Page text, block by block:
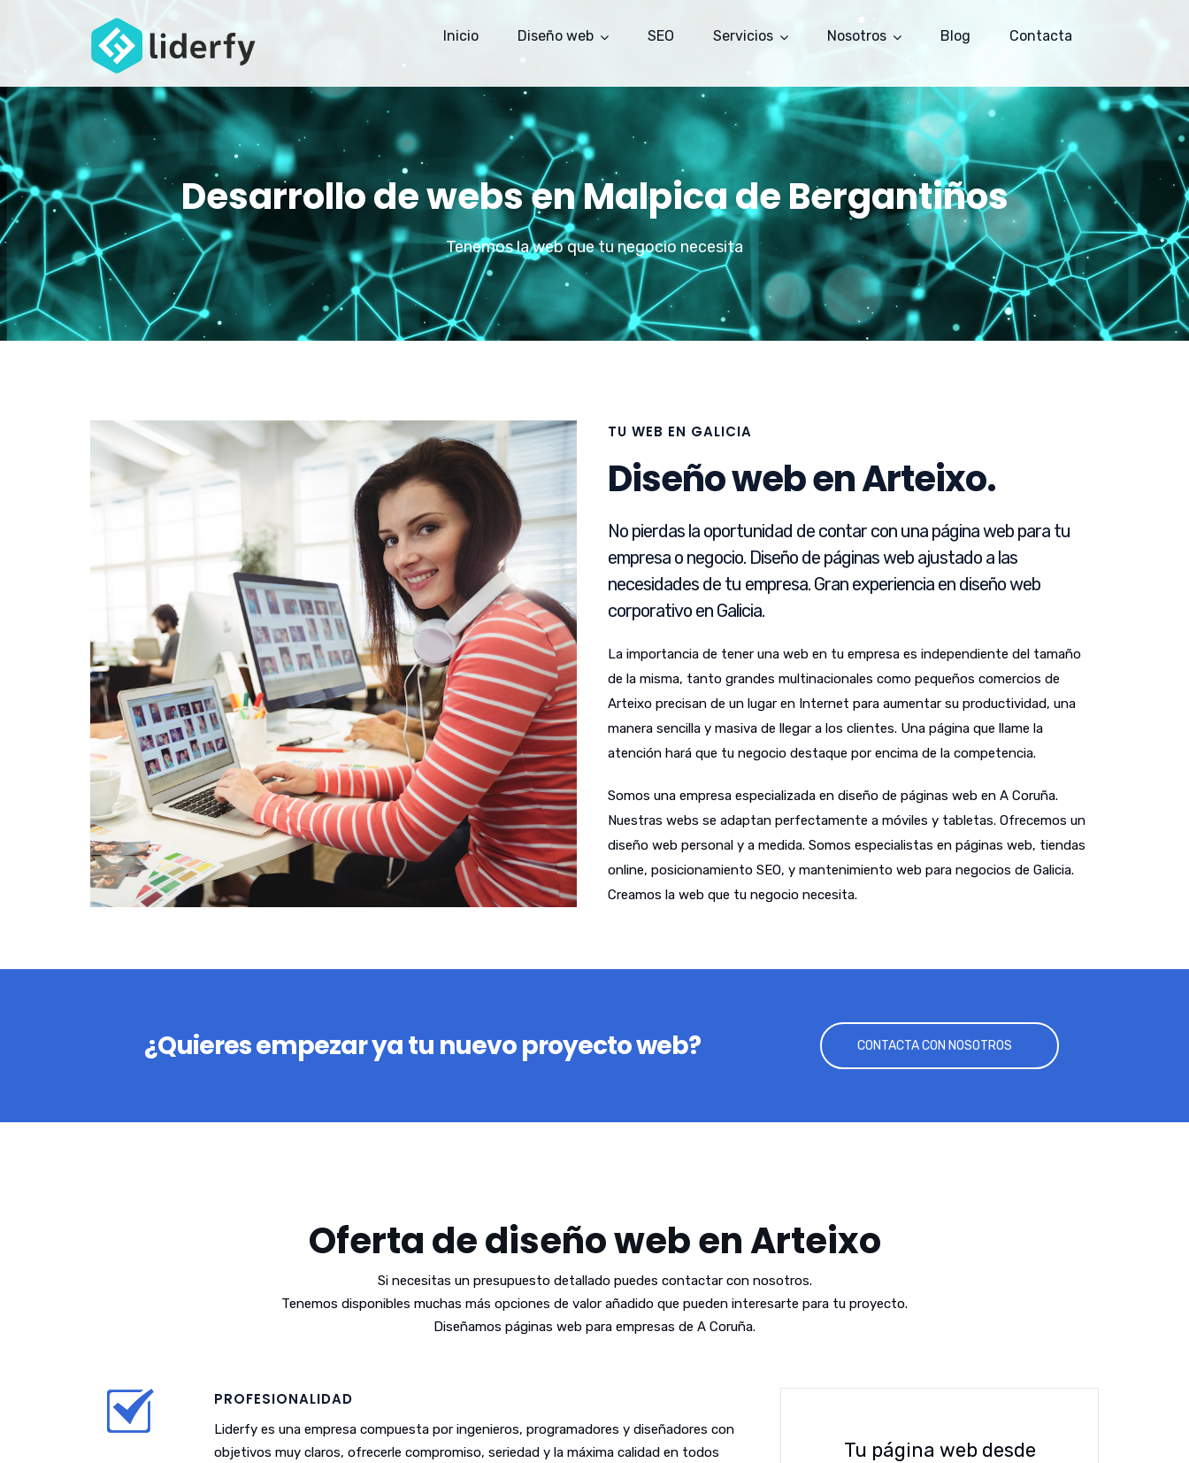
Inicio Diseño web SEO Servicios Nosotros Blog Contacta
Desarrollo de webs en Malpica de Bergantiños
Tenemos la web que tu negocio necesita
TU WEB EN GALICIA
Diseño web en Arteixo.
No pierdas la oportunidad de contar con una página web para tu
empresa o negocio. Diseño de páginas web ajustado a las
necesidades de tu empresa. Gran experiencia en diseño web
corporativo en Galicia.
La importancia de tener una web en tu empresa es independiente del tamaño
de la misma, tanto grandes multinacionales como pequeños comercios de
Arteixo precisan de un lugar en Internet para aumentar su productividad, una
manera sencilla y masiva de llegar a los clientes. Una página que llame la
atención hará que tu negocio destaque por encima de la competencia.
Somos una empresa especializada en diseño de páginas web en A Coruña.
Nuestras webs se adaptan perfectamente a móviles y tabletas. Ofrecemos un
diseño web personal y a medida. Somos especialistas en páginas web, tiendas
online, posicionamiento SEO, y mantenimiento web para negocios de Galicia.
Creamos la web que tu negocio necesita.
¿Quieres empezar ya tu nuevo proyecto web? CONTACTA CON NOSOTROS
Oferta de diseño web en Arteixo
Si necesitas un presupuesto detallado puedes contactar con nosotros.
Tenemos disponibles muchas más opciones de valor añadido que pueden interesarte para tu proyecto.
Diseñamos páginas web para empresas de A Coruña.
PROFESIONALIDAD
Liderfy es una empresa compuesta por ingenieros, programadores y diseñadores con
objetivos muy claros, ofrecerle compromiso, seriedad y la máxima calidad en todos
Tu página web desde